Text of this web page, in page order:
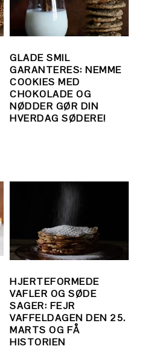
GLADE SMIL
GARANTERES: NEMME
COOKIES MED
CHOKOLADE OG
NØDDER GØR DIN
HVERDAG SØDERE!
HJERTEFORMEDE
VAFLER OG SØDE
SAGER: FEJR
VAFFELDAGEN DEN 25.
MARTS OG FÅ
HISTORIEN